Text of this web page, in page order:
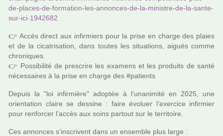
de-places-de-for­ma­tion-les-annon­ces-de-la-minis­tre-de-la-sante-
sur-ici-1942682
👉 Accès direct aux infir­miers pour la prise en charge des plaies
et de la cica­tri­sa­tion, dans toutes les situa­tions, aiguës comme
chro­ni­ques.
👉 Possibilité de pres­crire les exa­mens et les pro­duits de santé
néces­sai­res à la prise en charge des #pa­tients
Depuis la "loi infir­mière" adop­tée à l’una­ni­mité en 2025, une
orien­ta­tion claire se des­sine : faire évoluer l’exer­cice infir­mier
pour ren­for­cer l’accès aux soins par­tout sur le ter­ri­toire.
Ces annon­ces s’ins­cri­vent dans un ensem­ble plus large :